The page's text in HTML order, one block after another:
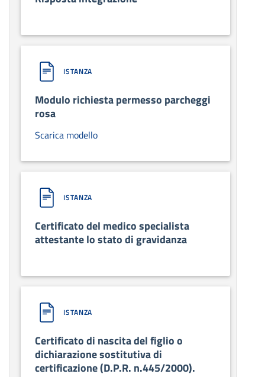
ISTANZA
Modulo richiesta permesso parcheggi
rosa
Scarica modello
ISTANZA
Certificato del medico specialista
attestante lo stato di gravidanza
ISTANZA
Certificato di nascita del figlio o
dichiarazione sostitutiva di
certificazione (D.P.R. n.445/2000).